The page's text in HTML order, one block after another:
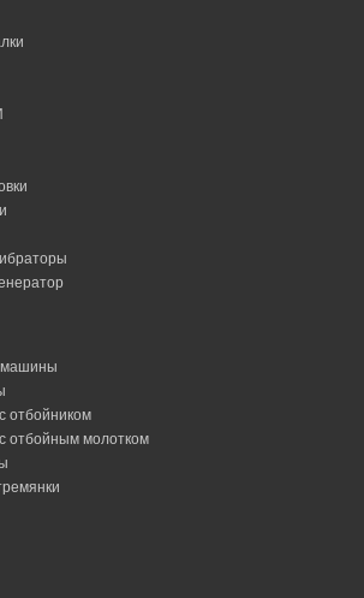
машины
отбойником
отбойным молотком